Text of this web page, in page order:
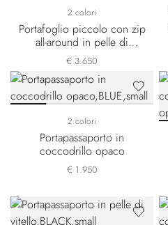
2 colori
Portafoglio piccolo con zip
all-around in pelle di
coccodrillo opaca
€ 3.650
2 colori
Portapassaporto in
coccodrillo opaco
€ 1.950